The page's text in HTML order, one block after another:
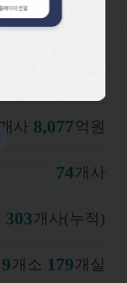
개사 8,077억원
74개사
303개사(누적)
9개소 179개실